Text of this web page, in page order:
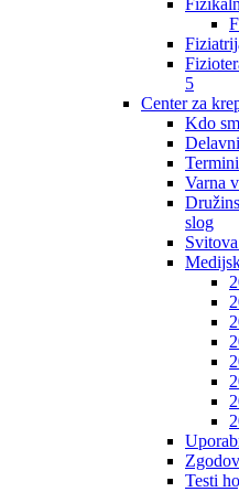
5
Center za
Kdo
Termini
Varna
slog
Testi